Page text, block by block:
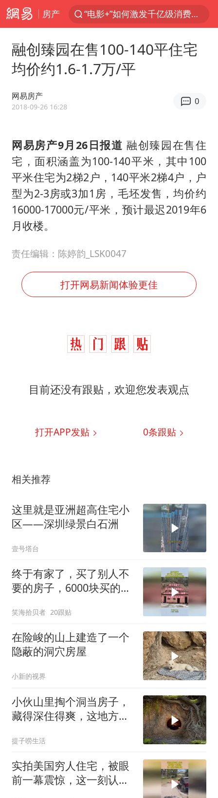
房产
“电影+”如何激发千亿级消费新活力？
台风白海豚加强
名创优品回应女子吐槽内裤质量差
秋天的第一杯奶茶到底有多火
国防部：中国军队坚决反制任何闹海挑衅图谋
U17国足点球大战淘汰河床晋级决赛
美股存储板块集体大跌
胡彦斌获《歌手2026》歌王
日本试射“战斧”导弹，国防部回应
胡彦斌韩磊 谁帮谁
融创臻园在售100-140平住宅
均价约1.6-1.7万/平
网易房产
2018-09-26 16:28
0
网易房产9月26日报道 融创臻园在售住
宅，面积涵盖为100-140平米，其中100
平米住宅为2梯2户，140平米2梯4户，户
型为2-3房或3加1房，毛坯发售，均价约
16000-17000元/平米，预计最迟2019年6
月收楼。
责任编辑：陈婷韵_LSK0047
打开网易新闻体验更佳
目前还没有跟贴，欢迎您发表观点
打开APP发贴 0条跟贴
相关推荐
这里就是亚洲超高住宅小
区——深圳绿景白石洲
壹号塔台
终于有家了，买了别人不
要的房子，6000块买的还
笑海拾贝者 20跟贴
在险峻的山上建造了一个
隐蔽的洞穴房屋
小新的视界
小伙山里掏个洞当房子，
藏得深住得爽，这地方真
提子唠生活
实拍美国穷人住宅，被眼
前一幕震惊，这一刻认识